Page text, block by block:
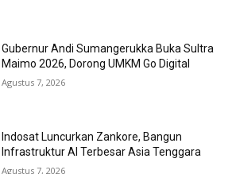
Gubernur Andi Sumangerukka Buka Sultra
Maimo 2026, Dorong UMKM Go Digital
Agustus 7, 2026
Indosat Luncurkan Zankore, Bangun
Infrastruktur AI Terbesar Asia Tenggara
Agustus 7, 2026